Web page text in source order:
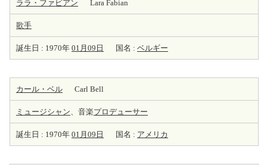
ララ・ファビアン Lara Fabian
歌手
誕生日 : 1970年 01月09日 国名 : ベルギー
カール・ベル Carl Bell
ミュージシャン、音楽プロデューサー
誕生日 : 1970年 01月09日 国名 : アメリカ